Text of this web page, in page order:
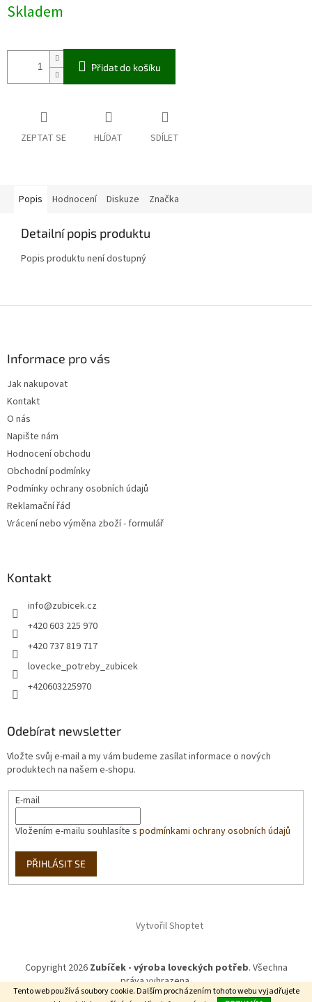
Tento web používá soubory cookie. Dalším procházením tohoto webu vyjadřujete
cena:
Skladem
Přidat do košíku
ZEPTAT SE HLÍDAT SDÍLET
Popis Hodnocení Diskuze Značka
Detailní popis produktu
Popis produktu není dostupný
Informace pro vás
Jak nakupovat
Kontakt
O nás
Napište nám
Hodnocení obchodu
Obchodní podmínky
Podmínky ochrany osobních údajů
Reklamační řád
Vrácení nebo výměna zboží - formulář
Kontakt
info@zubicek.cz
+420 603 225 970
+420 737 819 717
lovecke_potreby_zubicek
+420603225970
Odebírat newsletter
Vložte svůj e-mail a my vám budeme zasílat informace o nových
produktech na našem e-shopu.
E-mail
Vložením e-mailu souhlasíte s podmínkami ochrany osobních údajů
PŘIHLÁSIT SE
Vytvořil Shoptet
Copyright 2026 Zubíček - výroba loveckých potřeb. Všechna
práva vyhrazena.